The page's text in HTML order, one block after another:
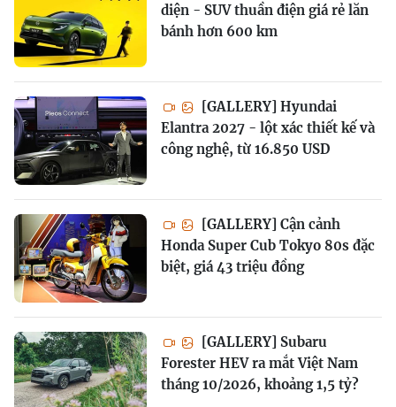
diện - SUV thuần điện giá rẻ lăn
bánh hơn 600 km
[GALLERY] Hyundai
Elantra 2027 - lột xác thiết kế và
công nghệ, từ 16.850 USD
[GALLERY] Cận cảnh
Honda Super Cub Tokyo 80s đặc
biệt, giá 43 triệu đồng
[GALLERY] Subaru
Forester HEV ra mắt Việt Nam
tháng 10/2026, khoảng 1,5 tỷ?